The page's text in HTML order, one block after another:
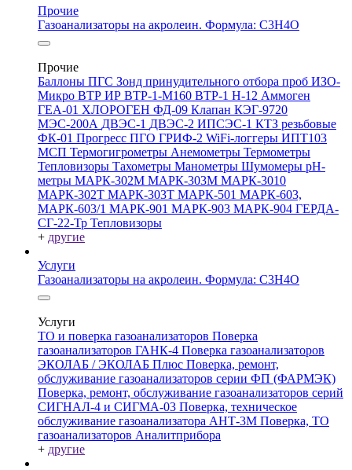
Прочие
Газоанализаторы на акролеин. Формула: C3H4O
Прочие
Баллоны ПГС Зонд принудительного отбора проб ИЗО-
Микро ВТР ИР ВТР-1-М160 ВТР-1 Н-12 Аммоген
ГЕА-01 ХЛОРОГЕН ФД-09 Клапан КЭГ-9720
МЭС-200А ДВЭС-1 ДВЭС-2 ИПСЭС-1 КТЗ резьбовые
ФК-01 Прогресс ПГО ГРИФ-2 WiFi-логгеры ИПТ103
МСП Термогигрометры Анемометры Термометры
Тепловизоры Тахометры Манометры Шумомеры pH-
метры МАРК-302М МАРК-303М МАРК-3010
МАРК-302Т МАРК-303Т МАРК-501 МАРК-603,
МАРК-603/1 МАРК-901 МАРК-903 МАРК-904 ГЕРДА-
СГ-22-Тр Тепловизоры
+ другие
Услуги
Газоанализаторы на акролеин. Формула: C3H4O
Услуги
ТО и поверка газоанализаторов Поверка
газоанализаторов ГАНК-4 Поверка газоанализаторов
ЭКОЛАБ / ЭКОЛАБ Плюс Поверка, ремонт,
обслуживание газоанализаторов серии ФП (ФАРМЭК)
Поверка, ремонт, обслуживание газоанализаторов серий
СИГНАЛ-4 и СИГМА-03 Поверка, техническое
обслуживание газоанализатора АНТ-3М Поверка, ТО
газоанализаторов Аналитприбора
+ другие